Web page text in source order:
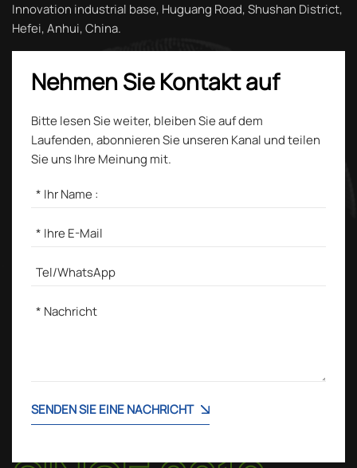
Innovation industrial base, Huguang Road, Shushan District,
Hefei, Anhui, China.
Nehmen Sie Kontakt auf
Bitte lesen Sie weiter, bleiben Sie auf dem
Laufenden, abonnieren Sie unseren Kanal und teilen
Sie uns Ihre Meinung mit.
SENDEN SIE EINE NACHRICHT